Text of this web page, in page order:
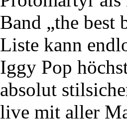
Band „the best
Liste kann
Iggy Pop
absolut
live mit aller